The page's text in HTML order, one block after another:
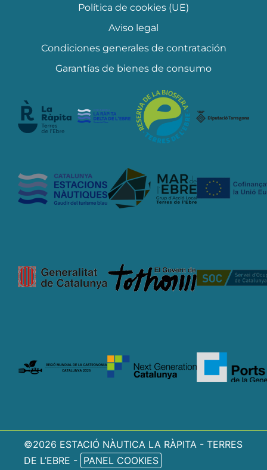
Política de cookies (UE)
Aviso legal
Condiciones generales de contratación
Garantías de bienes de consumo
©2026 ESTACIÓ NÀUTICA LA RÀPITA - TERRES
DE L’EBRE - PANEL COOKIES